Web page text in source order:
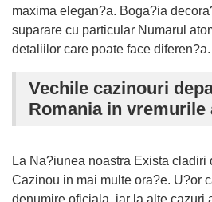
maxima elegan?a. Boga?ia
suparare cu particular Numarul
detaliilor care poate face diferen?a.
Vechile cazinouri
Romania in vremurile
La Na?iunea noastra Exista cladiri
Cazinou in mai multe ora?e. U?or
denumire oficiala, iar la alte cazuri